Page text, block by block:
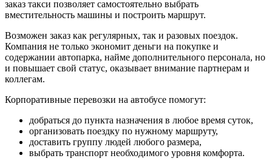
заказ такси позволяет самостоятельно выбрать
вместительность машины и построить маршрут.
Возможен заказ как регулярных, так и разовых поездок.
Компания не только экономит деньги на покупке и
содержании автопарка, найме дополнительного персонала, но
и повышает свой статус, оказывает внимание партнерам и
коллегам.
Корпоративные перевозки на автобусе помогут:
добраться до пункта назначения в любое время суток,
организовать поездку по нужному маршруту,
доставить группу людей любого размера,
выбрать транспорт необходимого уровня комфорта.